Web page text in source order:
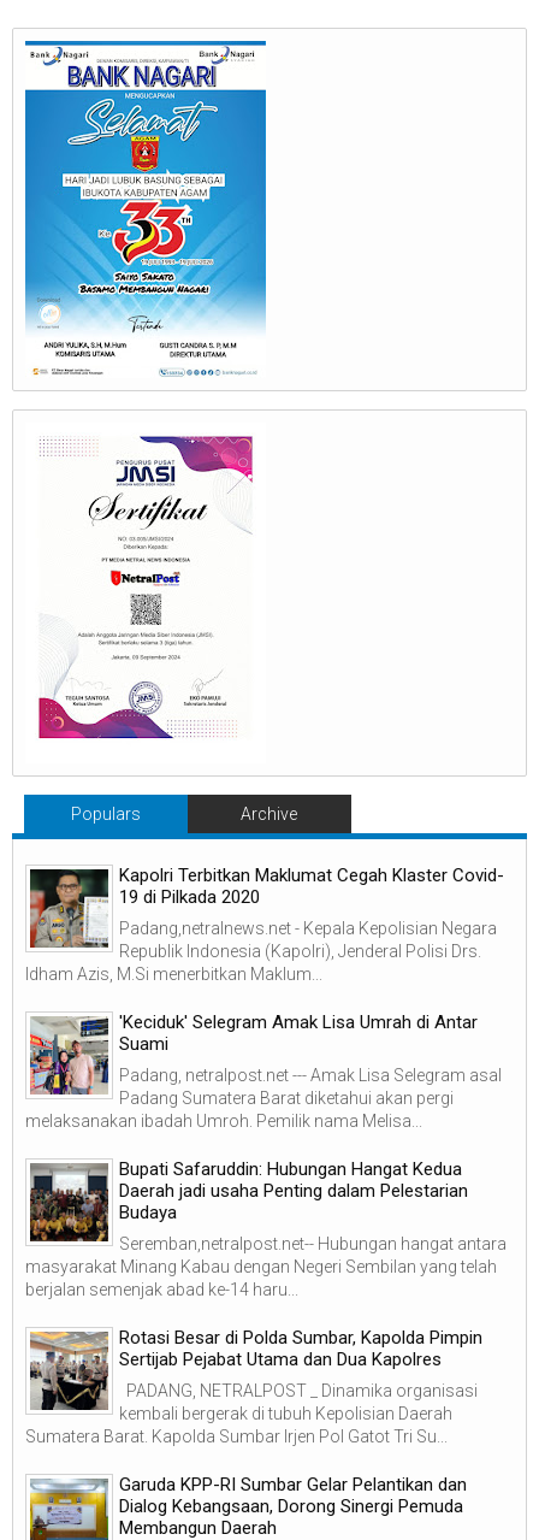
Populars Archive
Kapolri Terbitkan Maklumat Cegah Klaster Covid-
19 di Pilkada 2020
Padang,netralnews.net - Kepala Kepolisian Negara
Republik Indonesia (Kapolri), Jenderal Polisi Drs.
Idham Azis, M.Si menerbitkan Maklum...
'Keciduk' Selegram Amak Lisa Umrah di Antar
Suami
Padang, netralpost.net --- Amak Lisa Selegram asal
Padang Sumatera Barat diketahui akan pergi
melaksanakan ibadah Umroh. Pemilik nama Melisa...
Bupati Safaruddin: Hubungan Hangat Kedua
Daerah jadi usaha Penting dalam Pelestarian
Budaya
Seremban,netralpost.net-- Hubungan hangat antara
masyarakat Minang Kabau dengan Negeri Sembilan yang telah
berjalan semenjak abad ke-14 haru...
Rotasi Besar di Polda Sumbar, Kapolda Pimpin
Sertijab Pejabat Utama dan Dua Kapolres
PADANG, NETRALPOST _ Dinamika organisasi
kembali bergerak di tubuh Kepolisian Daerah
Sumatera Barat. Kapolda Sumbar Irjen Pol Gatot Tri Su...
Garuda KPP-RI Sumbar Gelar Pelantikan dan
Dialog Kebangsaan, Dorong Sinergi Pemuda
Membangun Daerah